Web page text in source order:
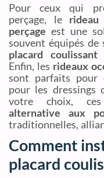
Pour ceux qui
perçage, le
perçage est une
souvent équipés de
placard coulissant
Enfin, les rideaux
sont parfaits pour
pour les dressings
votre choix,
alternative aux
traditionnelles,
Comment
placard